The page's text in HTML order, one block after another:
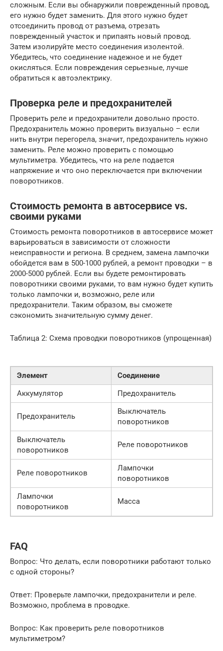
сложным. Если вы обнаружили поврежденный провод,
его нужно будет заменить. Для этого нужно будет
отсоединить провод от разъема, отрезать
поврежденный участок и припаять новый провод.
Затем изолируйте место соединения изолентой.
Убедитесь, что соединение надежное и не будет
окисляться. Если повреждения серьезные, лучше
обратиться к автоэлектрику.
Проверка реле и предохранителей
Проверить реле и предохранители довольно просто.
Предохранитель можно проверить визуально – если
нить внутри перегорела, значит, предохранитель нужно
заменить. Реле можно проверить с помощью
мультиметра. Убедитесь, что на реле подается
напряжение и что оно переключается при включении
поворотников.
Стоимость ремонта в автосервисе vs.
своими руками
Стоимость ремонта поворотников в автосервисе может
варьироваться в зависимости от сложности
неисправности и региона. В среднем, замена лампочки
обойдется вам в 500-1000 рублей, а ремонт проводки – в
2000-5000 рублей. Если вы будете ремонтировать
поворотники своими руками, то вам нужно будет купить
только лампочки и, возможно, реле или
предохранители. Таким образом, вы сможете
сэкономить значительную сумму денег.
Таблица 2: Схема проводки поворотников (упрощенная)
Элемент
Соединение
Аккумулятор
Предохранитель
Предохранитель
Выключатель
поворотников
Выключатель
поворотников
Реле поворотников
Реле поворотников
Лампочки
поворотников
Лампочки
поворотников
Масса
FAQ
Вопрос: Что делать, если поворотники работают только
с одной стороны?
Ответ: Проверьте лампочки, предохранители и реле.
Возможно, проблема в проводке.
Вопрос: Как проверить реле поворотников
мультиметром?